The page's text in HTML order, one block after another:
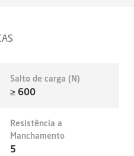
Salto de carga (N)
≥ 600
Resistência a
Manchamento
5